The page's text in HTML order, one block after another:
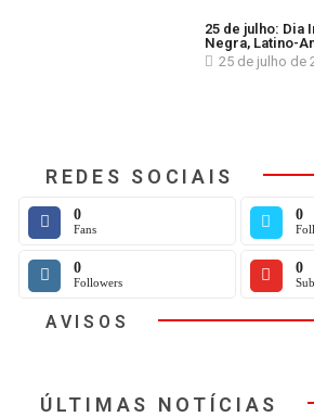
25 de julho: Dia
Negra, Latino-
25 de julho de
REDES SOCIAIS
0
Fans
0
0
Followers
0
AVISOS
ÚLTIMAS NOTÍCIAS